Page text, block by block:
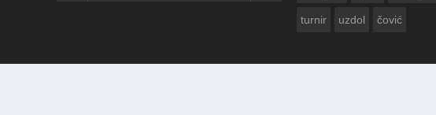
turnir uzdol čović